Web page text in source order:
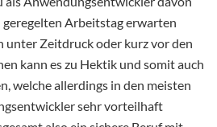
geregelten Arbeitstag erwarten
unter Zeitdruck oder kurz vor den
kann es zu Hektik und somit auch
welche allerdings in den meisten
sehr vorteilhaft